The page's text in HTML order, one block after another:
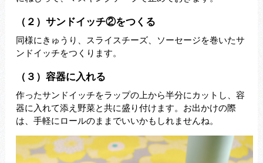
（２）サンドイッチ②をつくる
同様にきゅうり、スライスチーズ、ソーセージを巻いたサ
ンドイッチをつくります。
（３）容器に入れる
作ったサンドイッチをラップの上から半分にカットし、容
器に入れて添え野菜と共に盛り付けます。お出かけの際
は、手軽にロールのままでいいかもしれませんね。